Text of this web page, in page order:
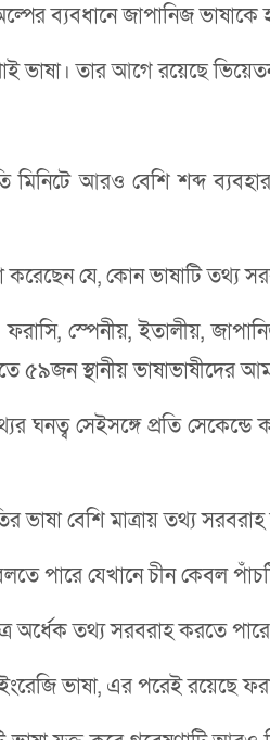
ব্যবধানে জাপানিজ ভাষাকে
ভাষা। তার আগে রয়েছে
আরও বেশি শব্দ
করেছেন যে, কোন ভাষাটি তথ্য
স্পেনীয়, ইতালীয়,
স্থানীয় ভাষাভাষীদের
ঘনত্ব সেইসঙ্গে প্রতি
বেশি মাত্রায় তথ্য সরবরাহ
পারে যেখানে চীন কেবল
অর্ধেক তথ্য সরবরাহ করতে
ভাষা, এর পরেই রয়েছে